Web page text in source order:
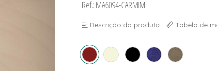
Ref.: MA6094-CARMIM
Descrição do produto Tabela de